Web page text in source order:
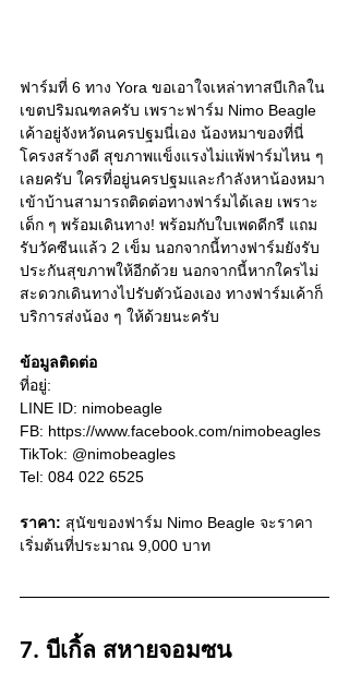
ฟาร์มที่ 6 ทาง Yora ขอเอาใจเหล่าทาสบีเกิลใน
เขตปริมณฑลครับ เพราะฟาร์ม Nimo Beagle
เค้าอยู่จังหวัดนครปฐมนี่เอง น้องหมาของที่นี่
โครงสร้างดี สุขภาพแข็งแรงไม่แพ้ฟาร์มไหน ๆ
เลยครับ ใครที่อยู่นครปฐมและกำลังหาน้องหมา
เข้าบ้านสามารถติดต่อทางฟาร์มได้เลย เพราะ
เด็ก ๆ พร้อมเดินทาง! พร้อมกับใบเพดดีกรี แถม
รับวัคซีนแล้ว 2 เข็ม นอกจากนี้ทางฟาร์มยังรับ
ประกันสุขภาพให้อีกด้วย นอกจากนี้หากใครไม่
สะดวกเดินทางไปรับตัวน้องเอง ทางฟาร์มเค้าก็
บริการส่งน้อง ๆ ให้ด้วยนะครับ
ข้อมูลติดต่อ
ที่อยู่:
LINE ID: nimobeagle
FB: https://www.facebook.com/nimobeagles
TikTok: @nimobeagles
Tel: 084 022 6525
ราคา: สุนัขของฟาร์ม Nimo Beagle จะราคา
เริ่มต้นที่ประมาณ 9,000 บาท
7. บีเกิ้ล สหายจอมซน